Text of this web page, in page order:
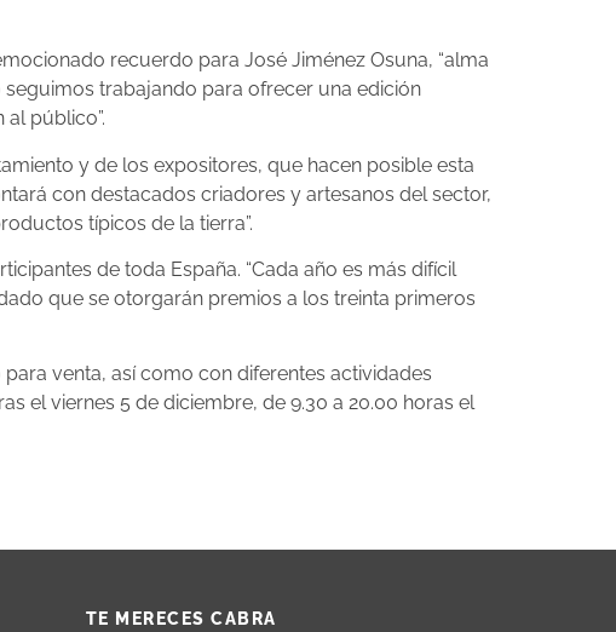
recuerdo para José Jiménez Osuna, “alma
seguimos trabajando para ofrecer una edición
público”.
y de los expositores, que hacen posible esta
con destacados criadores y artesanos del sector,
típicos de la tierra”.
de toda España. “Cada año es más difícil
que se otorgarán premios a los treinta primeros
venta, así como con diferentes actividades
el viernes 5 de diciembre, de 9.30 a 20.00 horas el
TE MERECES CABRA